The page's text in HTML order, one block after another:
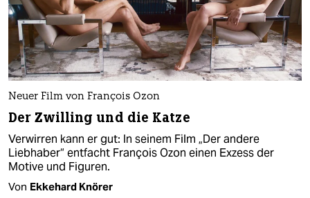
Neuer Film von François Ozon
Der Zwilling und die Katze
Verwirren kann er gut: In seinem Film „Der andere
Liebhaber“ entfacht François Ozon einen Exzess der
Motive und Figuren.
Von Ekkehard Knörer